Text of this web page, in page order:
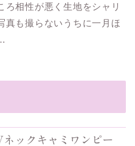
ろ相性が悪く生地をシャリ
真も撮らないうちに一月ほ
ックキャミワンピー